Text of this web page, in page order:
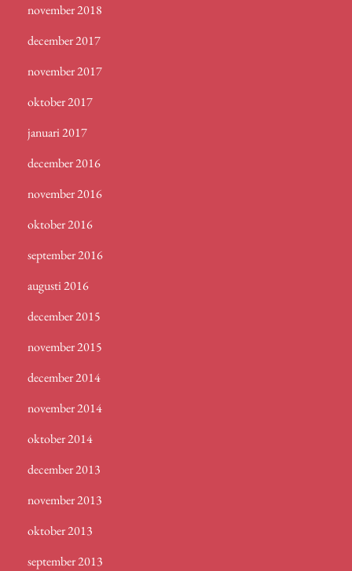
november 2018
december 2017
november 2017
oktober 2017
januari 2017
december 2016
november 2016
oktober 2016
september 2016
augusti 2016
december 2015
november 2015
december 2014
november 2014
oktober 2014
december 2013
november 2013
oktober 2013
september 2013